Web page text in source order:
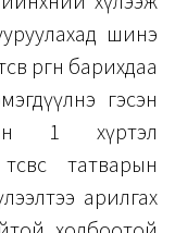
шинэ
өргөн барихдаа
гэсэн
1 хүртэл
татварын
арилгах